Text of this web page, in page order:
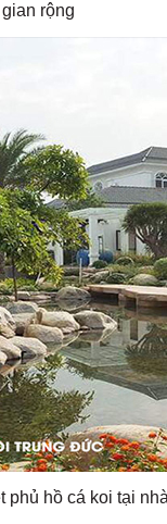
rộng
phủ hồ cá koi tại